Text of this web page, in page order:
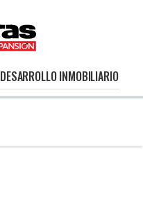
DESARROLLO INMOBILIARIO